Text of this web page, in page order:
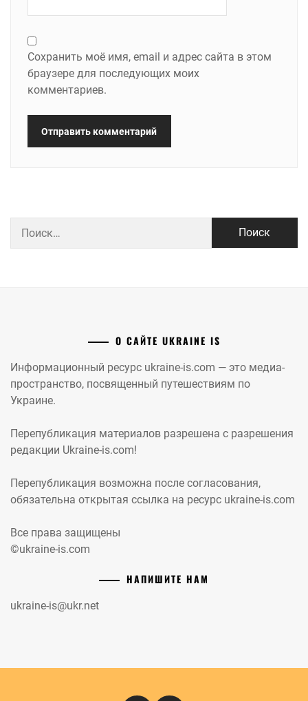
Сохранить моё имя, email и адрес сайта в этом
браузере для последующих моих
комментариев.
О САЙТЕ UKRAINE IS
Информационный ресурс ukraine-is.com — это медиа-
пространство, посвященный путешествиям по
Украине.
Перепубликация материалов разрешена с разрешения
редакции Ukraine-is.com!
Перепубликация возможна после согласования,
обязательна открытая ссылка на ресурс ukraine-is.com
Все права защищены
©ukraine-is.com
НАПИШИТЕ НАМ
ukraine-is@ukr.net